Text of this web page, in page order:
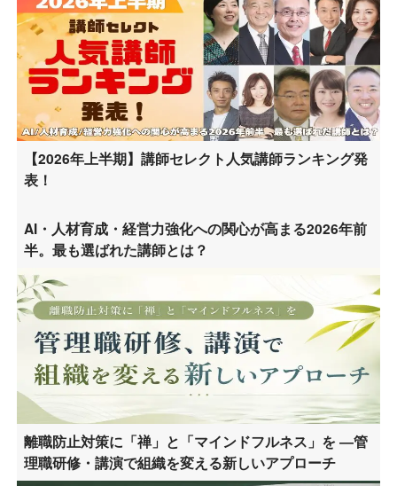
【2026年上半期】講師セレクト人気講師ランキング発
表！
AI・人材育成・経営力強化への関心が高まる2026年前
半。最も選ばれた講師とは？
離職防止対策に「禅」と「マインドフルネス」を ―管
理職研修・講演で組織を変える新しいアプローチ